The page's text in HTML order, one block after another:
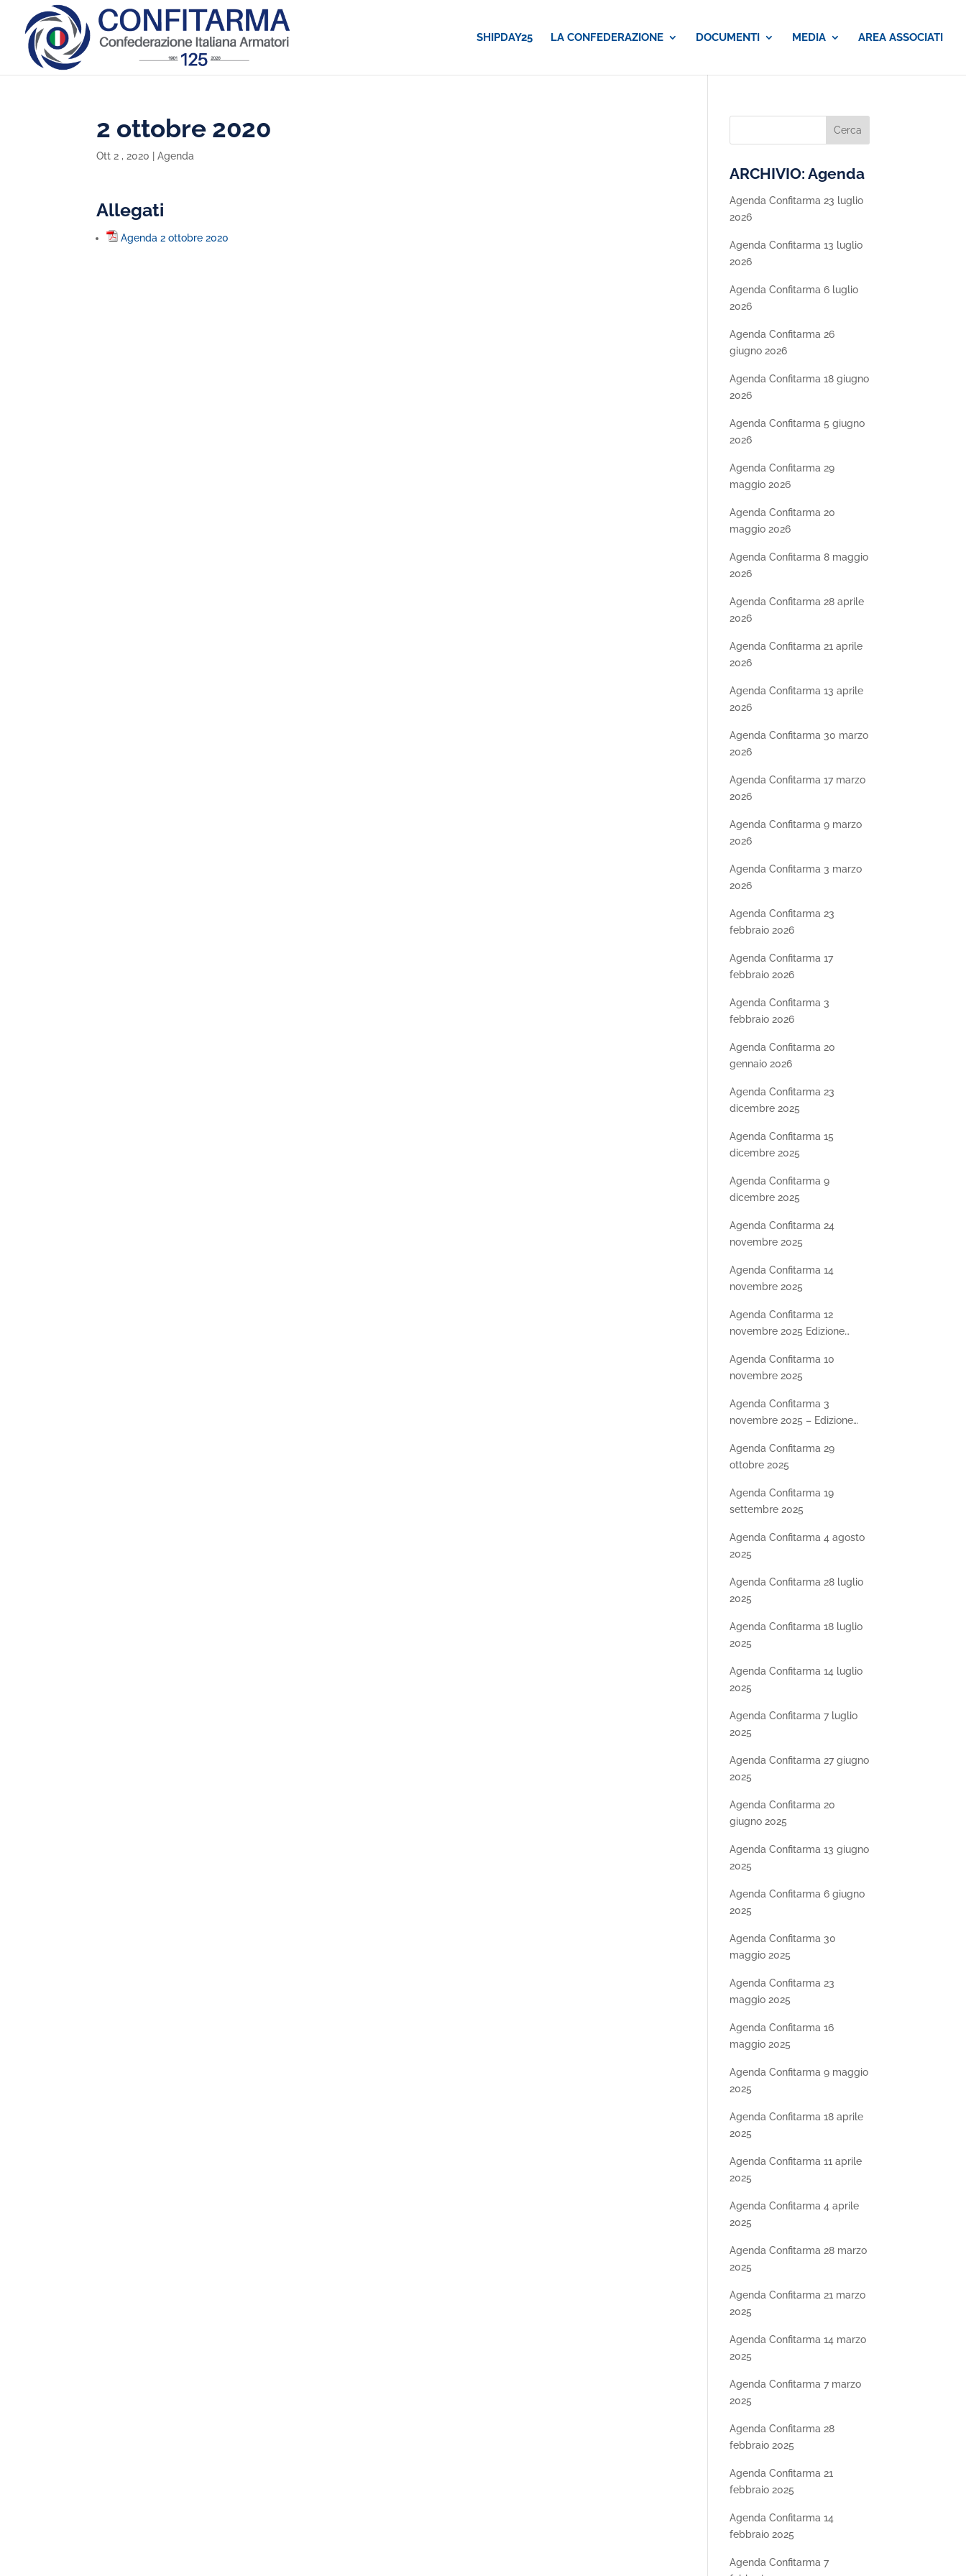
SHIPDAY25 LA CONFEDERAZIONE DOCUMENTI MEDIA AREA ASSOCIATI
2 ottobre 2020
Ott 2 , 2020 |Agenda
Allegati
Agenda 2 ottobre 2020
ARCHIVIO: Agenda
Agenda Confitarma 23 luglio
2026
Agenda Confitarma 13 luglio
2026
Agenda Confitarma 6 luglio
2026
Agenda Confitarma 26
giugno 2026
Agenda Confitarma 18 giugno
2026
Agenda Confitarma 5 giugno
2026
Agenda Confitarma 29
maggio 2026
Agenda Confitarma 20
maggio 2026
Agenda Confitarma 8 maggio
2026
Agenda Confitarma 28 aprile
2026
Agenda Confitarma 21 aprile
2026
Agenda Confitarma 13 aprile
2026
Agenda Confitarma 30 marzo
2026
Agenda Confitarma 17 marzo
2026
Agenda Confitarma 9 marzo
2026
Agenda Confitarma 3 marzo
2026
Agenda Confitarma 23
febbraio 2026
Agenda Confitarma 17
febbraio 2026
Agenda Confitarma 3
febbraio 2026
Agenda Confitarma 20
gennaio 2026
Agenda Confitarma 23
dicembre 2025
Agenda Confitarma 15
dicembre 2025
Agenda Confitarma 9
dicembre 2025
Agenda Confitarma 24
novembre 2025
Agenda Confitarma 14
novembre 2025
Agenda Confitarma 12
novembre 2025 Edizione
Seconda parte
Agenda Confitarma 10
novembre 2025
Agenda Confitarma 3
novembre 2025 – Edizione
Agenda Confitarma 29
ottobre 2025
Agenda Confitarma 19
settembre 2025
Agenda Confitarma 4 agosto
2025
Agenda Confitarma 28 luglio
2025
Agenda Confitarma 18 luglio
2025
Agenda Confitarma 14 luglio
2025
Agenda Confitarma 7 luglio
2025
Agenda Confitarma 27 giugno
2025
Agenda Confitarma 20
giugno 2025
Agenda Confitarma 13 giugno
2025
Agenda Confitarma 6 giugno
2025
Agenda Confitarma 30
maggio 2025
Agenda Confitarma 23
maggio 2025
Agenda Confitarma 16
maggio 2025
Agenda Confitarma 9 maggio
2025
Agenda Confitarma 18 aprile
2025
Agenda Confitarma 11 aprile
2025
Agenda Confitarma 4 aprile
2025
Agenda Confitarma 28 marzo
2025
Agenda Confitarma 21 marzo
2025
Agenda Confitarma 14 marzo
2025
Agenda Confitarma 7 marzo
2025
Agenda Confitarma 28
febbraio 2025
Agenda Confitarma 21
febbraio 2025
Agenda Confitarma 14
febbraio 2025
Agenda Confitarma 7